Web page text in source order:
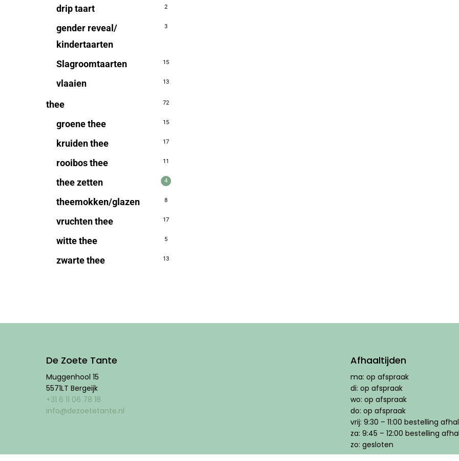
drip taart 2
gender reveal/
kindertaarten
3
Slagroomtaarten 15
vlaaien 13
thee 72
groene thee 15
kruiden thee 17
rooibos thee 11
thee zetten 4
theemokken/glazen 8
vruchten thee 17
witte thee 5
zwarte thee 13
De Zoete Tante
Muggenhool 15
5571LT Bergeijk
+31 6 11 06 78 18
info@dezoetetante.nl
Afhaaltijden
ma: op afspraak
di: op afspraak
wo: op afspraak
do: op afspraak
vrij: 9:30 – 11:00 bestelling
za: 9:45 – 12:00 bestelling
zo: gesloten